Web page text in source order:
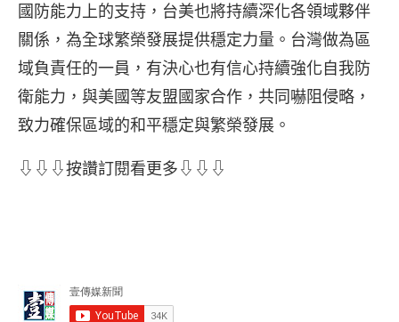
國防能力上的支持，台美也將持續深化各領域夥伴
關係，為全球繁榮發展提供穩定力量。台灣做為區
域負責任的一員，有決心也有信心持續強化自我防
衛能力，與美國等友盟國家合作，共同嚇阻侵略，
致力確保區域的和平穩定與繁榮發展。
⇩⇩⇩按讚訂閱看更多⇩⇩⇩